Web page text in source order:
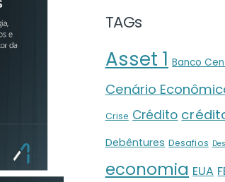
TAGs
Asset 1 Banco
Cenário
Crise Crédito
Debêntures Desafios
economia EUA